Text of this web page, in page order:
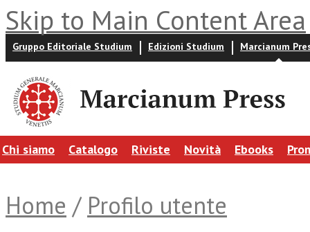
Skip to Main Content Area
Gruppo Editoriale Studium Edizioni Studium Marcianum
Chi siamo Catalogo Riviste Novità Ebooks
Home / Profilo utente